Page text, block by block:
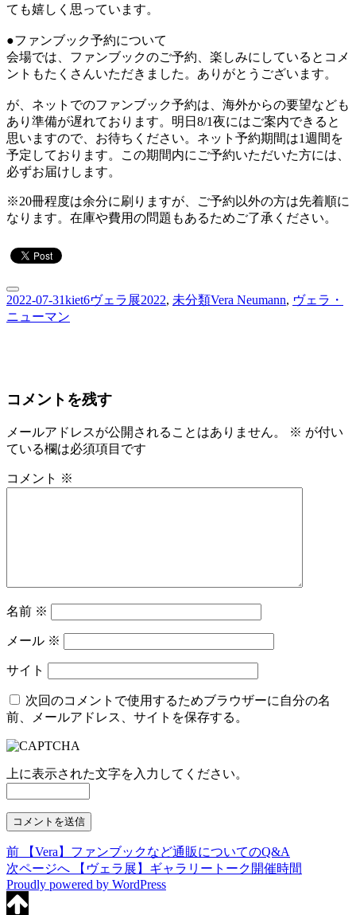
ても嬉しく思っています。
●ファンブック予約について
会場では、ファンブックのご予約、楽しみにしているとコメ
ントもたくさんいただきました。ありがとうございます。
が、ネットでのファンブック予約は、海外からの要望なども
あり準備が遅れております。明日8/1夜にはご案内できると
思いますので、お待ちください。ネット予約期間は1週間を
予定しております。この期間内にご予約いただいた方には、
必ずお届けします。
※20冊程度は余分に刷りますが、ご予約以外の方は先着順に
なります。在庫や費用の問題もあるためご了承ください。
投
稿
2022-07-31作
成
kiet6カ
ヴェラ展2022, 未分類タ
Vera Neumann, ヴェラ・
ニューマン
コメントを残す
メールアドレスが公開されることはありません。 ※ が付い
ている欄は必須項目です
コメント ※
名前 ※
メール ※
サイト
次回のコメントで使用するためブラウザーに自分の名
前、メールアドレス、サイトを保存する。
上に表示された文字を入力してください。
投
稿
ナ
前
前
の
投
稿:
【Vera】ファンブックなど通販についてのQ&A
次ページへ
次
の
【ヴェラ展】ギャラリートーク開催時間
Proudly powered by WordPress